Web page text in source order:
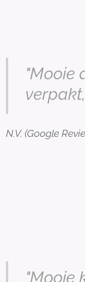
"Mooie
N.V. (Google
"Mooie